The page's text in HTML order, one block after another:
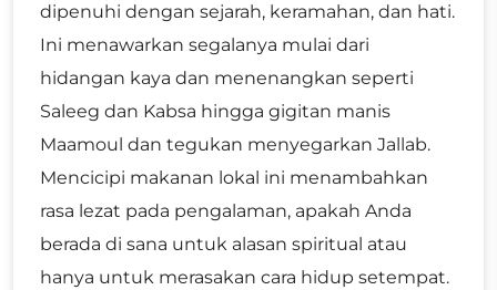
dipenuhi dengan sejarah, keramahan, dan hati.
Ini menawarkan segalanya mulai dari
hidangan kaya dan menenangkan seperti
Saleeg dan Kabsa hingga gigitan manis
Maamoul dan tegukan menyegarkan Jallab.
Mencicipi makanan lokal ini menambahkan
rasa lezat pada pengalaman, apakah Anda
berada di sana untuk alasan spiritual atau
hanya untuk merasakan cara hidup setempat.